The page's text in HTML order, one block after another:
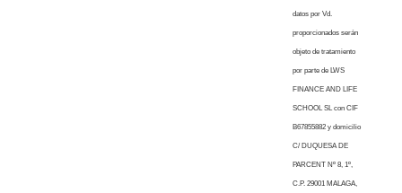
datos por Vd.
proporcionados serán
objeto de tratamiento
por parte de LWS
FINANCE AND LIFE
SCHOOL SL con CIF
B67855882 y domicilio
C/ DUQUESA DE
PARCENT Nº 8, 1º,
C.P. 29001 MALAGA,